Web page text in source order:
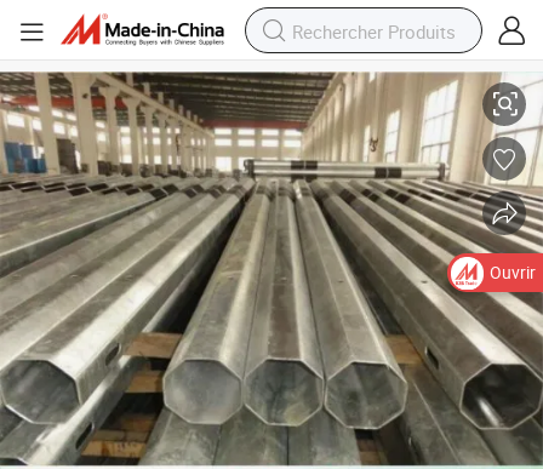
Poteau de lumière de rue décoratif en métal galvanisé pour extérieur 7m
Ouvrir